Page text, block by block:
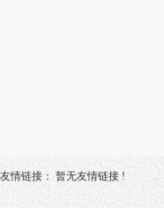
友情链接： 暂无友情链接 !